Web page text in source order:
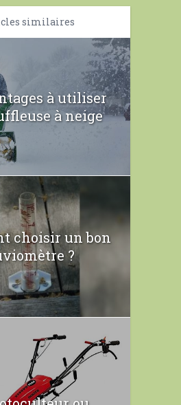
similaires
à utiliser
à neige
choisir un bon
?